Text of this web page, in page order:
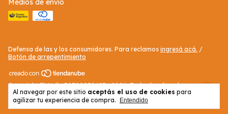
Al navegar por este sitio aceptás el uso de cookies para
agilizar tu experiencia de compra.
Entendido
Medios de envío
Defensa de las y los consumidores. Para reclamos ingresá acá. /
Botón de arrepentimiento
Copyright El Atril - 30709050423 - 2026. Todos los derechos
reservados.